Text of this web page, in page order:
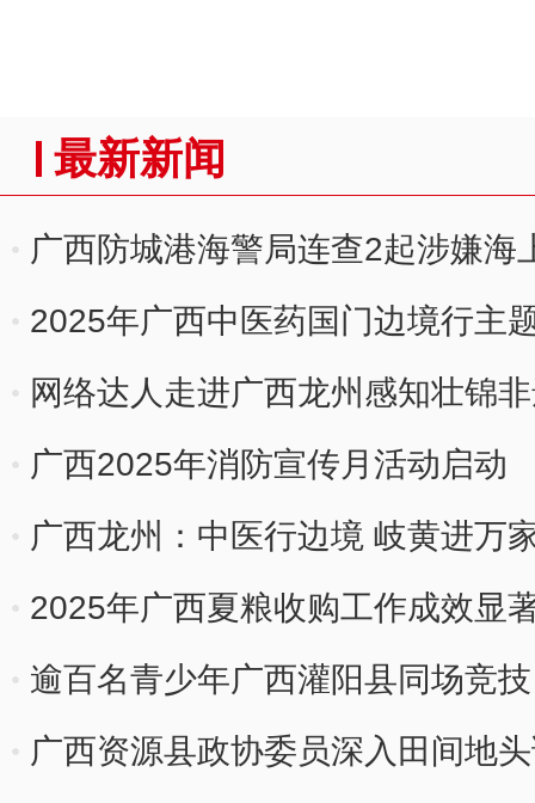
最新新闻
广西防城港海警局连查2起涉嫌海
2025年广西中医药国门边境行主
网络达人走进广西龙州感知壮锦
广西2025年消防宣传月活动启动
广西龙州：中医行边境 岐黄进万
2025年广西夏粮收购工作成效显
逾百名青少年广西灌阳县同场竞
广西资源县政协委员深入田间地